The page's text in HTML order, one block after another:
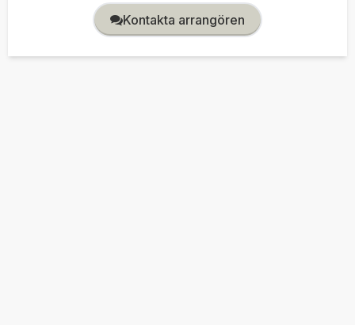
Kontakta arrangören